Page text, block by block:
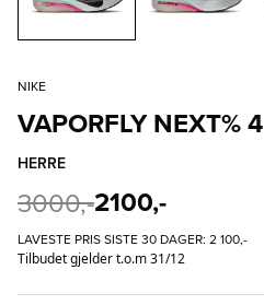
NIKE
VAPORFLY NEXT% 4
HERRE
3000,-2100,-
LAVESTE PRIS SISTE 30 DAGER: 2 100,-
Tilbudet gjelder t.o.m 31/12